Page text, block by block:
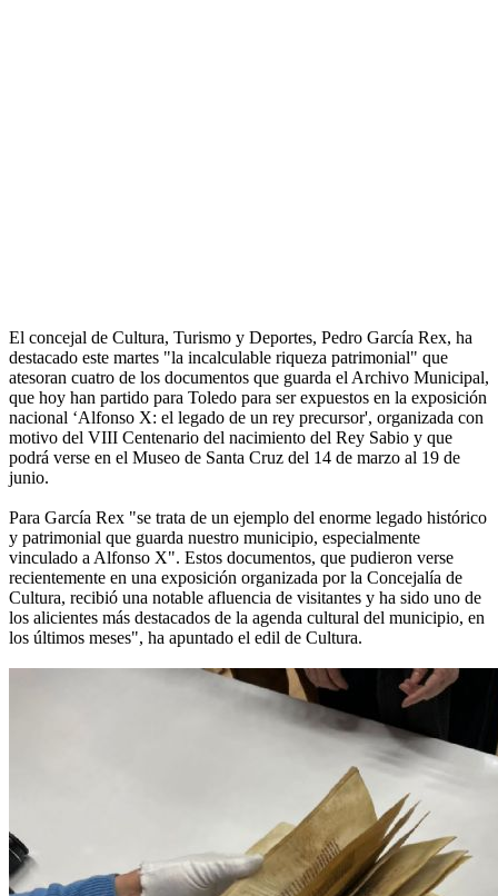
El concejal de Cultura, Turismo y Deportes, Pedro García Rex, ha
destacado este martes "la incalculable riqueza patrimonial" que
atesoran cuatro de los documentos que guarda el Archivo Municipal,
que hoy han partido para Toledo para ser expuestos en la exposición
nacional ‘Alfonso X: el legado de un rey precursor', organizada con
motivo del VIII Centenario del nacimiento del Rey Sabio y que
podrá verse en el Museo de Santa Cruz del 14 de marzo al 19 de
junio.
Para García Rex "se trata de un ejemplo del enorme legado histórico
y patrimonial que guarda nuestro municipio, especialmente
vinculado a Alfonso X". Estos documentos, que pudieron verse
recientemente en una exposición organizada por la Concejalía de
Cultura, recibió una notable afluencia de visitantes y ha sido uno de
los alicientes más destacados de la agenda cultural del municipio, en
los últimos meses", ha apuntado el edil de Cultura.